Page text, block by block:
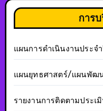
การ
แผนการดำเนินงานประจ
แผนยุทธศาสตร์/แผนพัฒ
รายงานการติดตามประ